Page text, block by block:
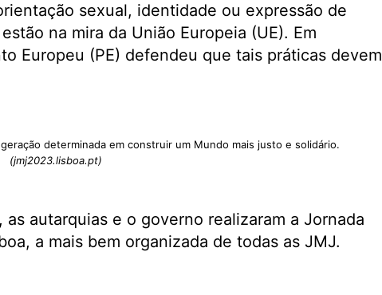
sexual, identidade ou expressão de
na mira da União Europeia (UE). Em
Europeu (PE) defendeu que tais práticas devem
determinada em construir um Mundo mais justo e solidário.
(jmj2023.lisboa.pt)
autarquias e o governo realizaram a Jornada
a mais bem organizada de todas as JMJ.